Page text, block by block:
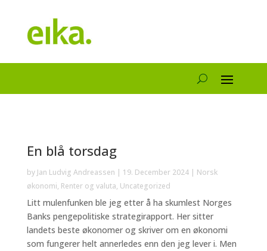
En blå torsdag
by Jan Ludvig Andreassen | 19. December 2024| Norsk
økonomi, Renter og valuta, Uncategorized
Litt mulenfunken ble jeg etter å ha skumlest Norges
Banks pengepolitiske strategirapport. Her sitter
landets beste økonomer og skriver om en økonomi
som fungerer helt annerledes enn den jeg lever i. Men